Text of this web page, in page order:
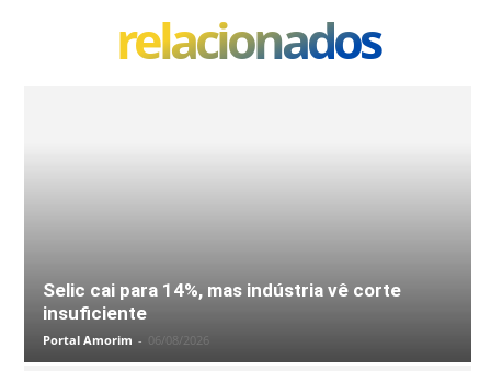
relacionados
Selic cai para 14%, mas indústria vê corte
insuficiente
Portal Amorim - 06/08/2026